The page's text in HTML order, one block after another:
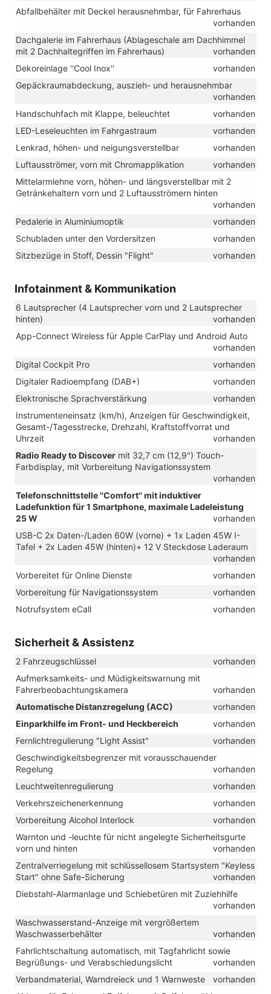
Abfallbehälter mit Deckel herausnehmbar, für Fahrerhaus
vorhanden
Dachgalerie im Fahrerhaus (Ablageschale am Dachhimmel
mit 2 Dachhaltegriffen im Fahrerhaus)
vorhanden
Dekoreinlage ''Cool Inox''
vorhanden
Gepäckraumabdeckung, auszieh- und herausnehmbar
vorhanden
Handschuhfach mit Klappe, beleuchtet
vorhanden
LED-Leseleuchten im Fahrgastraum
vorhanden
Lenkrad, höhen- und neigungsverstellbar
vorhanden
Luftausströmer, vorn mit Chromapplikation
vorhanden
Mittelarmlehne vorn, höhen- und längsverstellbar mit 2
Getränkehaltern vorn und 2 Luftausströmern hinten
vorhanden
Pedalerie in Aluminiumoptik
vorhanden
Schubladen unter den Vordersitzen
vorhanden
Sitzbezüge in Stoff, Dessin "Flight"
vorhanden
Infotainment & Kommunikation
6 Lautsprecher (4 Lautsprecher vorn und 2 Lautsprecher
hinten)
vorhanden
App-Connect Wireless für Apple CarPlay und Android Auto
vorhanden
Digital Cockpit Pro
vorhanden
Digitaler Radioempfang (DAB+)
vorhanden
Elektronische Sprachverstärkung
vorhanden
Instrumenteneinsatz (km/h), Anzeigen für Geschwindigkeit,
Gesamt-/Tagesstrecke, Drehzahl, Kraftstoffvorrat und
Uhrzeit
vorhanden
Radio Ready to Discover mit 32,7 cm (12,9") Touch-
Farbdisplay, mit Vorbereitung Navigationssystem
vorhanden
Telefonschnittstelle ''Comfort'' mit induktiver
Ladefunktion für 1 Smartphone, maximale Ladeleistung
25 W
vorhanden
USB-C 2x Daten-/Laden 60W (vorne) + 1x Laden 45W I-
Tafel + 2x Laden 45W (hinten)+ 12 V Steckdose Laderaum
vorhanden
Vorbereitet für Online Dienste
vorhanden
Vorbereitung für Navigationssystem
vorhanden
Notrufsystem eCall
vorhanden
Sicherheit & Assistenz
2 Fahrzeugschlüssel
vorhanden
Aufmerksamkeits- und Müdigkeitswarnung mit
Fahrerbeobachtungskamera
vorhanden
Automatische Distanzregelung (ACC)
vorhanden
Einparkhilfe im Front- und Heckbereich
vorhanden
Fernlichtregulierung "Light Assist"
vorhanden
Geschwindigkeitsbegrenzer mit vorausschauender
Regelung
vorhanden
Leuchtweitenregulierung
vorhanden
Verkehrszeichenerkennung
vorhanden
Vorbereitung Alcohol Interlock
vorhanden
Warnton und -leuchte für nicht angelegte Sicherheitsgurte
vorn und hinten
vorhanden
Zentralverriegelung mit schlüssellosem Startsystem "Keyless
Start" ohne Safe-Sicherung
vorhanden
Diebstahl-Alarmanlage und Schiebetüren mit Zuziehhilfe
vorhanden
Waschwasserstand-Anzeige mit vergrößertem
Waschwasserbehälter
vorhanden
Fahrlichtschaltung automatisch, mit Tagfahrlicht sowie
Begrüßungs- und Verabschiedungslicht
vorhanden
Verbandmaterial, Warndreieck und 1 Warnweste
vorhanden